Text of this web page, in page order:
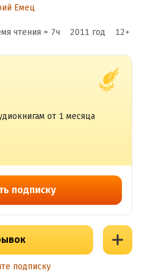
Емец
чтения ≈ 7ч 2011 год 12+
от 1 месяца
подписку
подписку